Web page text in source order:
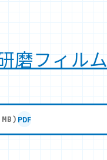
磨フィルム
PDF